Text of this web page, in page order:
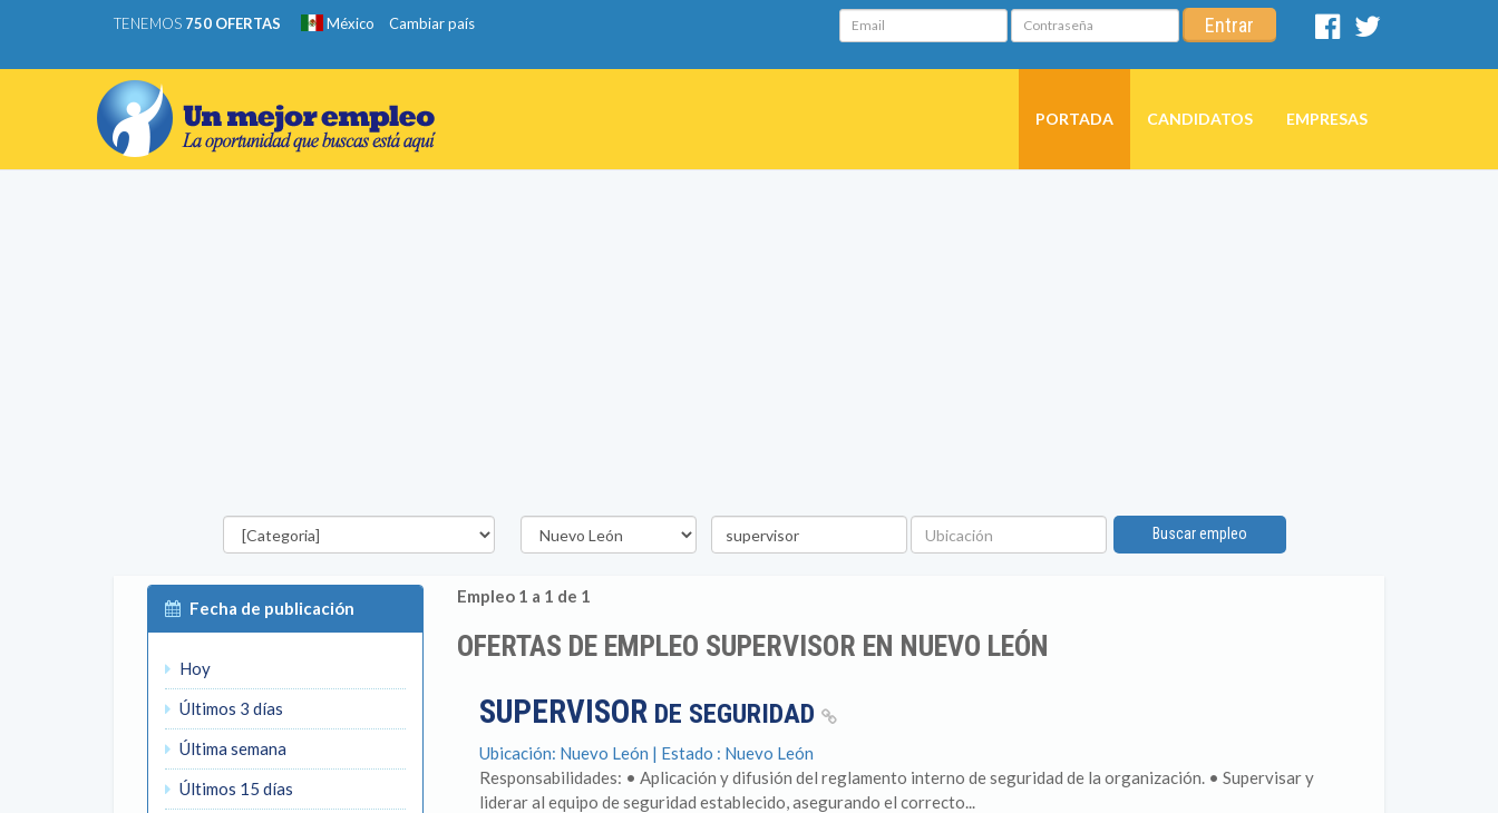
TENEMOS 750 OFERTAS México Cambiar país Email Contraseña Entrar
Facebook
PORTADA CANDIDATOS EMPRESAS
Categorías Estado
Palabra
clave
Ubicación
Buscar empleo
Fecha de publicación
Hoy
Últimos 3 días
Última semana
Últimos 15 días
Empleo 1 a 1 de 1
OFERTAS DE EMPLEO SUPERVISOR EN NUEVO LEÓN
SUPERVISORDE SEGURIDAD
Ubicación: Nuevo León | Estado : Nuevo León
Responsabilidades: • Aplicación y difusión del reglamento interno de seguridad de la organización. • Supervisar y
liderar al equipo de seguridad establecido, asegurando el correcto...